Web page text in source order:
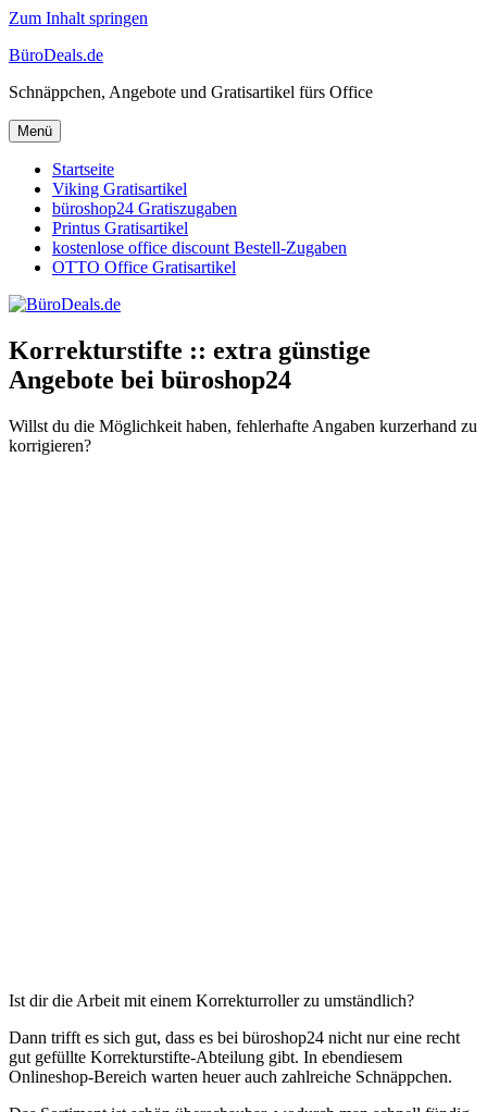
Zum Inhalt springen
BüroDeals.de
Schnäppchen, Angebote und Gratisartikel fürs Office
Menü
Startseite
Viking Gratisartikel
büroshop24 Gratiszugaben
Printus Gratisartikel
kostenlose office discount Bestell-Zugaben
OTTO Office Gratisartikel
Korrekturstifte :: extra günstige
Angebote bei büroshop24
Willst du die Möglichkeit haben, fehlerhafte Angaben kurzerhand zu
korrigieren?
Ist dir die Arbeit mit einem Korrekturroller zu umständlich?
Dann trifft es sich gut, dass es bei büroshop24 nicht nur eine recht
gut gefüllte Korrekturstifte-Abteilung gibt. In ebendiesem
Onlineshop-Bereich warten heuer auch zahlreiche Schnäppchen.